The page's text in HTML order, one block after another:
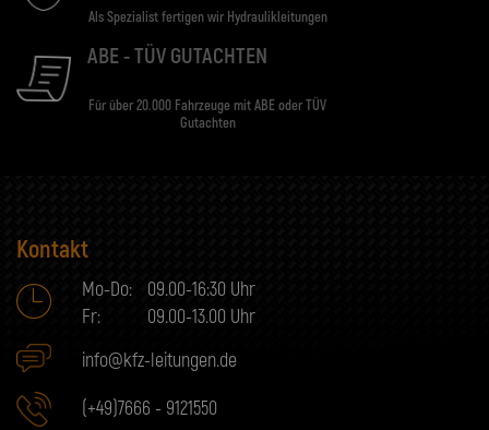
Als Spezialist fertigen wir Hydraulikleitungen
ABE - TÜV GUTACHTEN
Für über 20.000 Fahrzeuge mit ABE oder TÜV
Gutachten
Kontakt
Mo-Do:
09.00-16:30 Uhr
Fr:
09.00-13.00 Uhr
info@kfz-leitungen.de
(+49)7666 - 9121550